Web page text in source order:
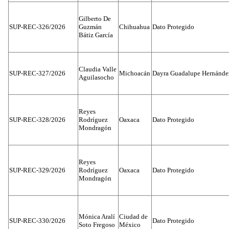
SUP-REC-326/2026
Gilberto De
Guzmán
Bátiz García
Chihuahua Dato Protegido
SUP-REC-327/2026
Claudia Valle
Aguilasocho
Michoacán Dayra Guadalupe
SUP-REC-328/2026
Reyes
Rodríguez
Mondragón
Oaxaca Dato Protegido
SUP-REC-329/2026
Reyes
Rodríguez
Mondragón
Oaxaca Dato Protegido
SUP-REC-330/2026
Mónica Aralí
Soto Fregoso
Ciudad de
México
Dato Protegido